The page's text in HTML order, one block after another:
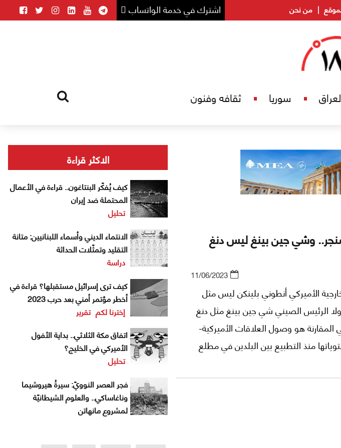
اشترك في خدمة الواتساب من نحن
سوريا ثقافه وفنون
وشي جين بينغ ليس دنغ
11/06/2023
الأميركي أنطوني بلينكن ليس مثل
الرئيس الصيني شي جين بينغ مثل دنغ
هو وصول العلاقات الأميركية-
منذ التطبيع بين البلدين في مطلع
في حسابات الرئيس ريتشارد نيكسون
الاكثر قراءة
كيف يُفكّر البنتاغون.. قراءة في الأعمال
المحتملة ضد إيران
تحليل
الانتماء الديني وأسماء اللبنانيين: متانة
التقليد وتمثّلات الحداثة
دراسة
كيف ترى إسرائيل مستقبلها؟ قراءة في
أخطر مؤتمر أمني بعد حرب 2023
إخترنا لكم تقرير
اتفاق مكة الثلاثي.. بداية الأفول
الأميركي في الخليج؟
تحليل
فجر العصر النوويّ: سيرةُ هيروشيما
وناغاساكي.. والعلوم الشيطانيّة
لمشروع مانهاتن